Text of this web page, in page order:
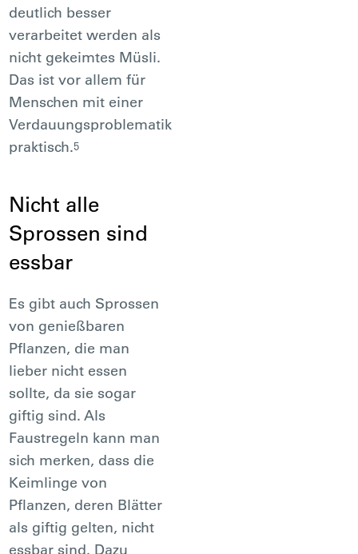
deutlich besser
verarbeitet werden als
nicht gekeimtes Müsli.
Das ist vor allem für
Menschen mit einer
Verdauungsproblematik
praktisch.5
Nicht alle
Sprossen sind
essbar
Es gibt auch Sprossen
von genießbaren
Pflanzen, die man
lieber nicht essen
sollte, da sie sogar
giftig sind. Als
Faustregeln kann man
sich merken, dass die
Keimlinge von
Pflanzen, deren Blätter
als giftig gelten, nicht
essbar sind. Dazu